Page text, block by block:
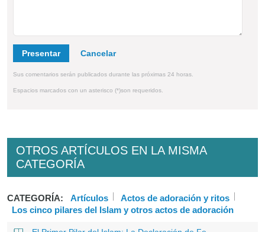
Presentar
Sus comentarios serán publicados durante las próximas 24 horas.
Espacios marcados con un asterisco (*)son requeridos.
OTROS ARTÍCULOS EN LA MISMA
CATEGORÍA
CATEGORÍA: Artículos
Actos de adoración y ritos
Los cinco pilares del Islam y otros actos de adoración